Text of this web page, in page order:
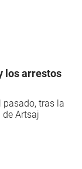
los arrestos
pasado, tras la
de Artsaj